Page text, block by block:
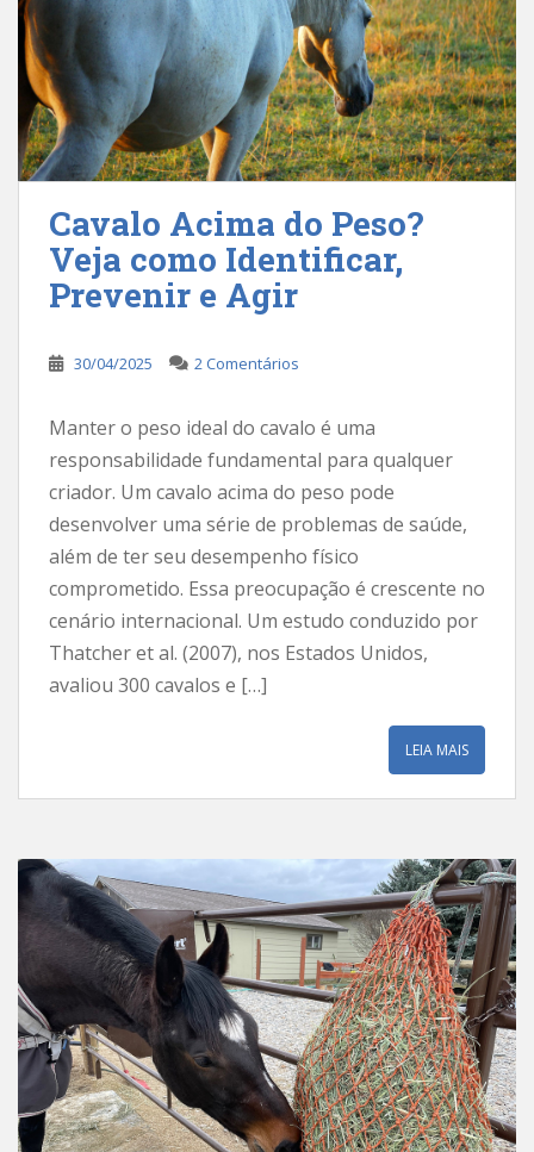
Cavalo Acima do Peso?
Veja como Identificar,
Prevenir e Agir
30/04/2025 2 Comentários
Manter o peso ideal do cavalo é uma
responsabilidade fundamental para qualquer
criador. Um cavalo acima do peso pode
desenvolver uma série de problemas de saúde,
além de ter seu desempenho físico
comprometido. Essa preocupação é crescente no
cenário internacional. Um estudo conduzido por
Thatcher et al. (2007), nos Estados Unidos,
avaliou 300 cavalos e […]
LEIA MAIS